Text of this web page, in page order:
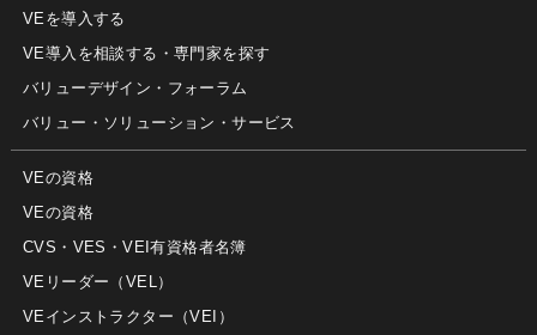
VEを導入する
VE導入を相談する・専門家を探す
バリューデザイン・フォーラム
バリュー・ソリューション・サービス
VEの資格
VEの資格
CVS・VES・VEI有資格者名簿
VEリーダー（VEL）
VEインストラクター（VEI）